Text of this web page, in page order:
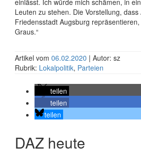
einlässt. Ich würde mich schämen, in
Leuten zu stehen. Die Vorstellung,
Friedensstadt Augsburg
Graus.“
Artikel vom 06.02.2020 | Autor: sz
Rubrik: Lokalpolitik, Parteien
teilen
teilen
teilen
DAZ heute